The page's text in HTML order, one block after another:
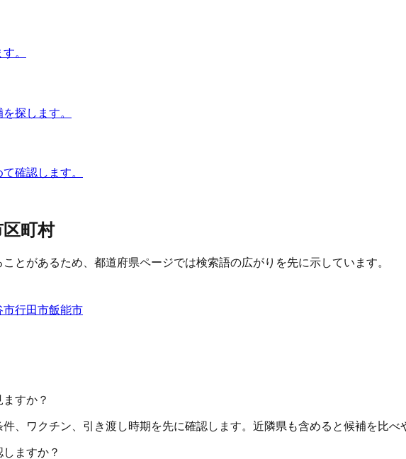
。
探します。
確認します。
町村
とがあるため、都道府県ページでは検索語の広がりを先に示しています。
市行田市飯能市
すか？
、ワクチン、引き渡し時期を先に確認します。近隣県も含めると候補を比べ
ますか？